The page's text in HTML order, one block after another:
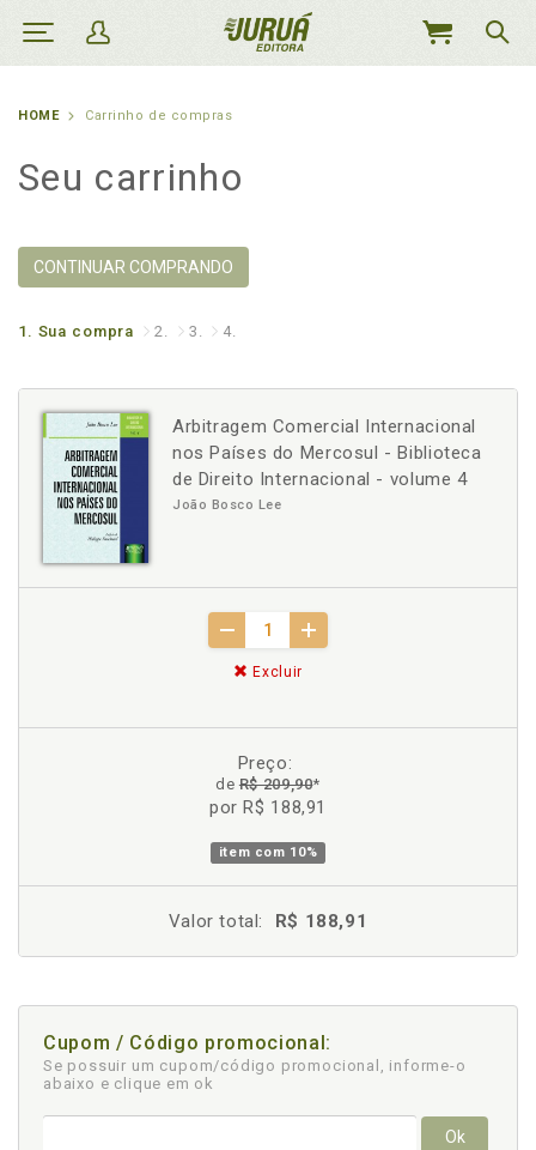
MEU
HOME Carrinho de compras
Seu carrinho
CONTINUAR COMPRANDO
1. Sua compra 2. 3. 4.
Arbitragem Comercial Internacional
nos Países do Mercosul - Biblioteca
de Direito Internacional - volume 4
João Bosco Lee
Excluir
Preço:
deR$ 209,90*
por R$ 188,91
item com 10%
Valor total: R$ 188,91
Cupom / Código promocional:
Se possuir um cupom/código promocional, informe-o
abaixo e clique em ok
Ok